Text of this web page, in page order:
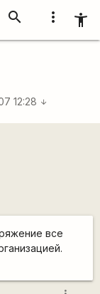
more_vert accessibility_new
search
12:28 arrow_downward
все